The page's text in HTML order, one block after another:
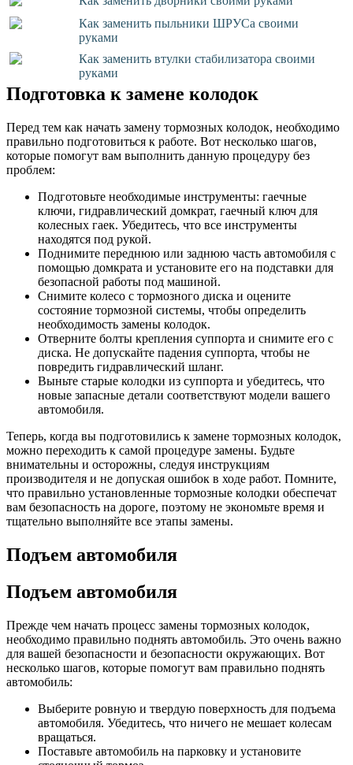
Как заменить пыльники ШРУСа своими
руками
Как заменить втулки стабилизатора своими
руками
Подготовка к замене колодок
Перед тем как начать замену тормозных колодок, необходимо
правильно подготовиться к работе. Вот несколько шагов,
которые помогут вам выполнить данную процедуру без
проблем:
Подготовьте необходимые инструменты: гаечные
ключи, гидравлический домкрат, гаечный ключ для
колесных гаек. Убедитесь, что все инструменты
находятся под рукой.
Поднимите переднюю или заднюю часть автомобиля с
помощью домкрата и установите его на подставки для
безопасной работы под машиной.
Снимите колесо с тормозного диска и оцените
состояние тормозной системы, чтобы определить
необходимость замены колодок.
Отверните болты крепления суппорта и снимите его с
диска. Не допускайте падения суппорта, чтобы не
повредить гидравлический шланг.
Выньте старые колодки из суппорта и убедитесь, что
новые запасные детали соответствуют модели вашего
автомобиля.
Теперь, когда вы подготовились к замене тормозных колодок,
можно переходить к самой процедуре замены. Будьте
внимательны и осторожны, следуя инструкциям
производителя и не допуская ошибок в ходе работ. Помните,
что правильно установленные тормозные колодки обеспечат
вам безопасность на дороге, поэтому не экономьте время и
тщательно выполняйте все этапы замены.
Подъем автомобиля
Подъем автомобиля
Прежде чем начать процесс замены тормозных колодок,
необходимо правильно поднять автомобиль. Это очень важно
для вашей безопасности и безопасности окружающих. Вот
несколько шагов, которые помогут вам правильно поднять
автомобиль:
Выберите ровную и твердую поверхность для подъема
автомобиля. Убедитесь, что ничего не мешает колесам
вращаться.
Поставьте автомобиль на парковку и установите